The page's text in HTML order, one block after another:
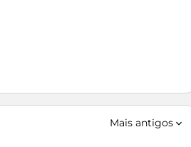
Mais antigos